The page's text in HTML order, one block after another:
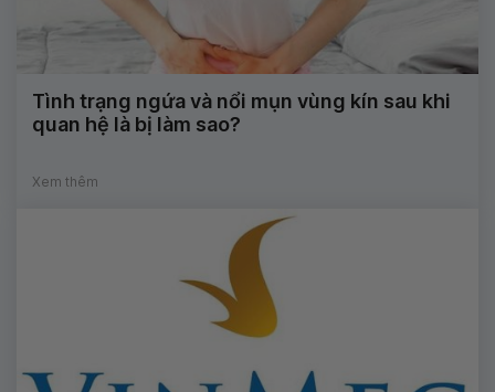
Tình trạng ngứa và nổi mụn vùng kín sau khi
quan hệ là bị làm sao?
Xem thêm